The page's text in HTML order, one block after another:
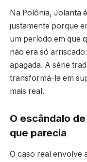
Na Polônia, Jolanta
justamente porque
um período em que
não era só
apagada. A série
transformá-la em
mais real.
O escândalo
que parecia
O caso real envolve